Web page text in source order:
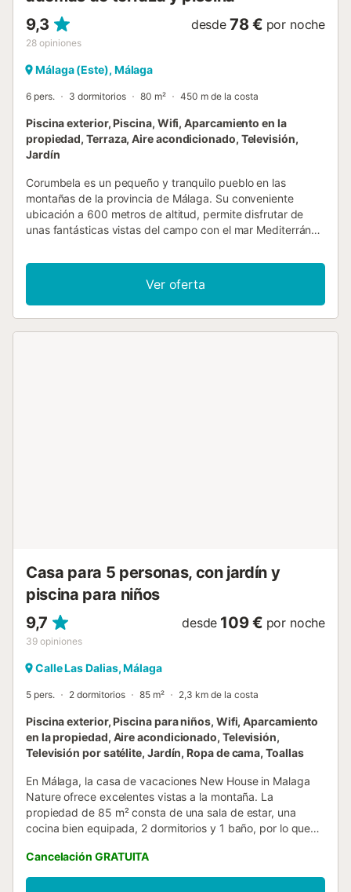
9,3
28 opiniones
desde 78 € por noche
Málaga (Este), Málaga
6 pers. 3 dormitorios 80 m² 450 m de la costa
Piscina exterior, Piscina, Wifi, Aparcamiento en la
propiedad, Terraza, Aire acondicionado, Televisión,
Jardín
Corumbela es un pequeño y tranquilo pueblo en las
montañas de la provincia de Málaga. Su conveniente
ubicación a 600 metros de altitud, permite disfrutar de
unas fantásticas vistas del campo con el mar Mediterráneo
casa de vacaciones en una gran parcela con barbacoa y
una agradable terraza para reunirse alrededor. En 30
minutos en coche se puede llegar a Torre del Mar con sus
2 km de playas de arena y una gran variedad de
Ver oferta
Casa para 5 personas, con jardín y
piscina para niños
9,7
39 opiniones
desde 109 € por noche
Calle Las Dalias, Málaga
5 pers. 2 dormitorios 85 m² 2,3 km de la costa
Piscina exterior, Piscina para niños, Wifi, Aparcamiento
en la propiedad, Aire acondicionado, Televisión,
Televisión por satélite, Jardín, Ropa de cama, Toallas
En Málaga, la casa de vacaciones New House in Malaga
Nature ofrece excelentes vistas a la montaña. La
propiedad de 85 m² consta de una sala de estar, una
cocina bien equipada, 2 dormitorios y 1 baño, por lo que
adicionales se incluyen Wi-Fi de alta velocidad (apto para
videollamadas) con un espacio de trabajo dedicado,
Cancelación GRATUITA